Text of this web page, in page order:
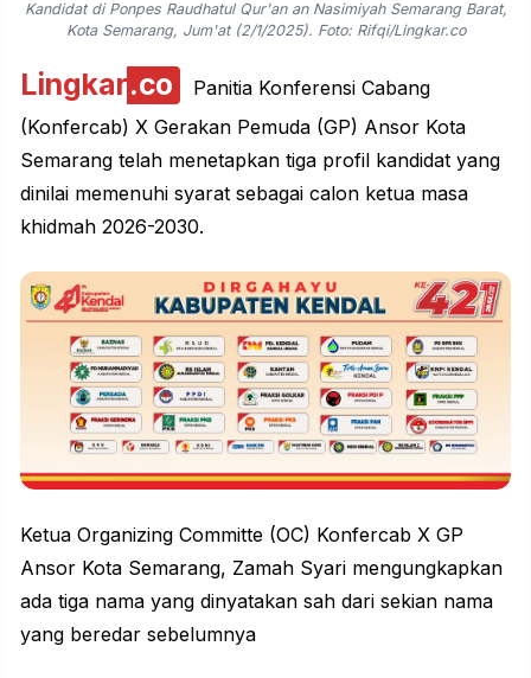
Kandidat di Ponpes Raudhatul Qur'an an Nasimiyah Semarang Barat,
Kota Semarang, Jum'at (2/1/2025). Foto: Rifqi/Lingkar.co
Lingkar.co
Panitia Konferensi Cabang
(Konfercab) X Gerakan Pemuda (GP) Ansor Kota
Semarang telah menetapkan tiga profil kandidat yang
dinilai memenuhi syarat sebagai calon ketua masa
khidmah 2026-2030.
Ketua Organizing Committe (OC) Konfercab X GP
Ansor Kota Semarang, Zamah Syari mengungkapkan
ada tiga nama yang dinyatakan sah dari sekian nama
yang beredar sebelumnya